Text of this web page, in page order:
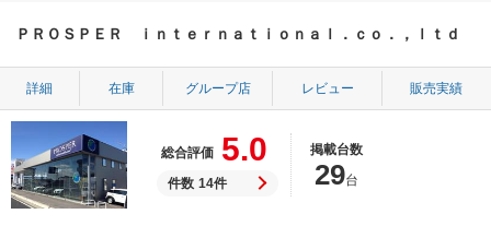
ＰＲＯＳＰＥＲ ｉｎｔｅｒｎａｔｉｏｎａｌ．ｃｏ．，ｌｔｄ
詳細 在庫 グループ店 レビュー 販売実績
総合評価 5.0
件数 14件
掲載台数
29台